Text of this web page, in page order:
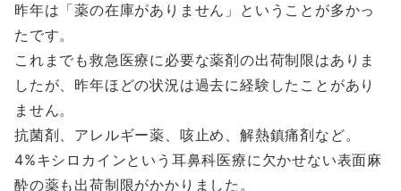
昨年は「薬の在庫がありません」ということが多かっ
たです。
これまでも救急医療に必要な薬剤の出荷制限はありま
したが、昨年ほどの状況は過去に経験したことがあり
ません。
抗菌剤、アレルギー薬、咳止め、解熱鎮痛剤など。
4%キシロカインという耳鼻科医療に欠かせない表面麻
酔の薬も出荷制限がかかりました。